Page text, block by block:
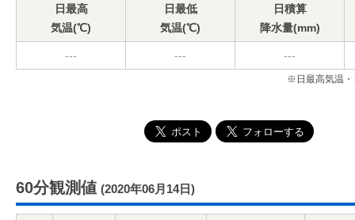
日最高
気温(℃)
日最低
気温(℃)
日積算
降水量(mm)
--- --- ---
※日最高気温・
60分観測値 (2020年06月14日)